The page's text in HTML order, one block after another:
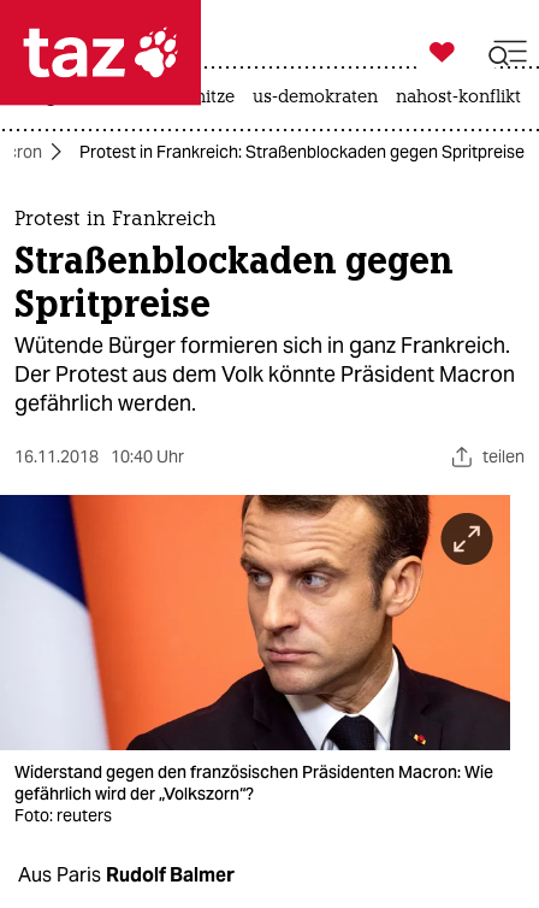
 taz zahl ich
taz zahl ich
themen
politik
öko
gesellschaft
sport
berlin
nord
wahrheit
verlag
veranstaltungen

taz zahl ich
hitze us-demokraten nahost-konflikt
Protest in Frankreich: Straßenblockaden gegen Spritpreise
Protest in Frankreich
Straßenblockaden gegen
Spritpreise
Wütende Bürger formieren sich in ganz Frankreich.
Der Protest aus dem Volk könnte Präsident Macron
gefährlich werden.
16.11.2018 10:40 Uhr teilen
Widerstand gegen den französischen Präsidenten Macron: Wie
gefährlich wird der „Volkszorn“?
Foto: reuters
Aus Paris Rudolf Balmer